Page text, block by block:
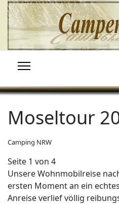
Moseltour
Camping NRW
Seite 1 von 4
Unsere Wohnmobilreise
ersten Moment an ein
Anreise verlief völlig